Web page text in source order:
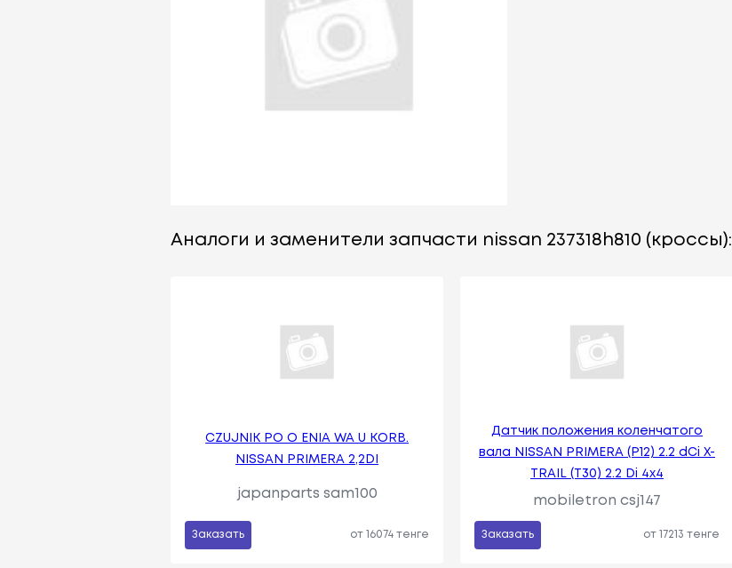
Аналоги и заменители запчасти nissan 237318h810 (кроссы):
CZUJNIK PO O ENIA WA U KORB.
NISSAN PRIMERA 2,2DI
japanparts sam100
Заказать от 16074 тенге
Датчик положения коленчатого
вала NISSAN PRIMERA (P12) 2.2 dCi X-
TRAIL (T30) 2.2 Di 4x4
mobiletron csj147
Заказать от 17213 тенге